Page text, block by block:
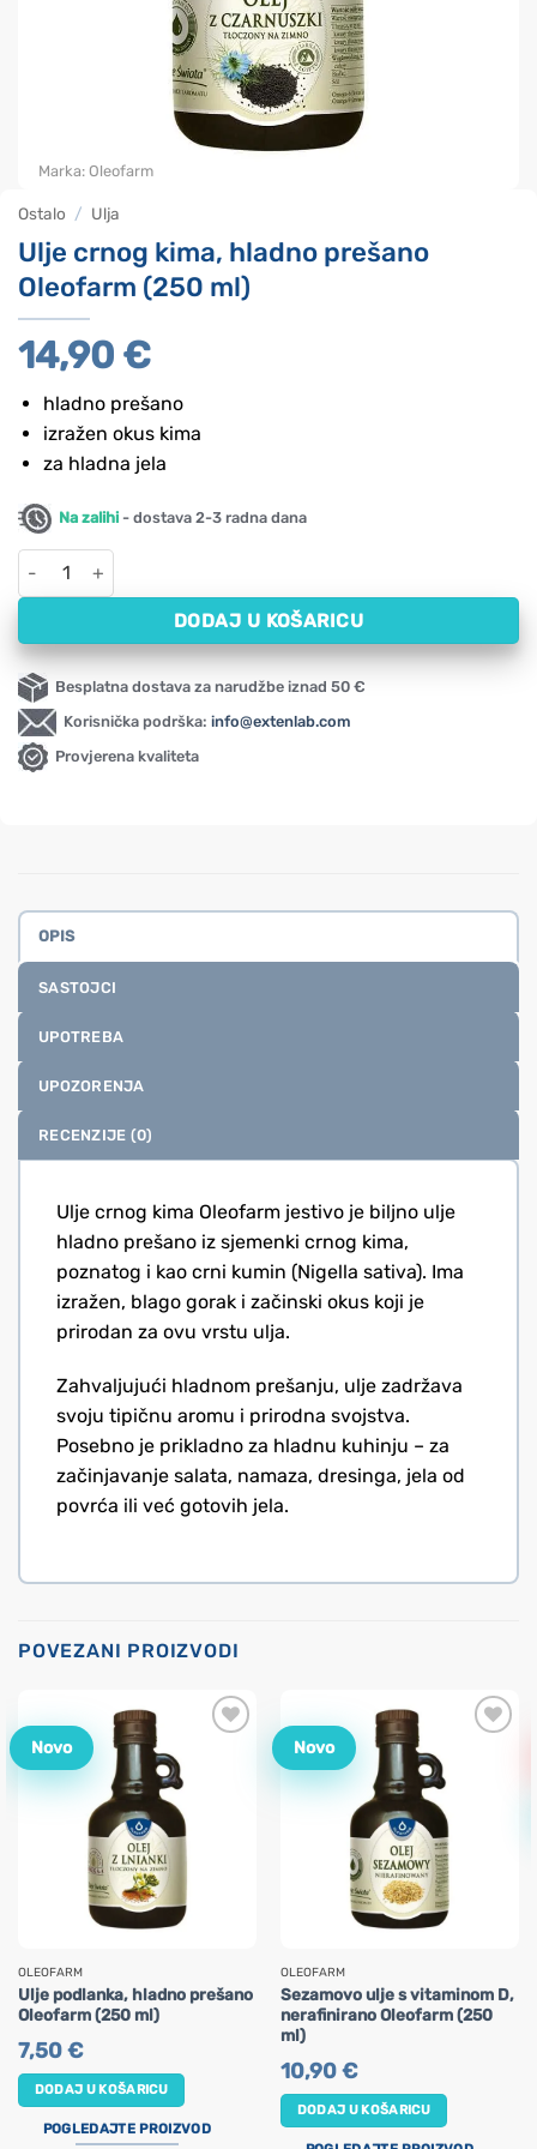
Ostalo / Ulja
Ulje crnog kima, hladno prešano
Oleofarm (250 ml)
14,90 €
hladno prešano
izražen okus kima
za hladna jela
Na zalihi - dostava 2-3 radna dana
Ulje crnog kima, hladno prešano Oleofarm (250 ml) količina
DODAJ U KOŠARICU
Besplatna dostava za narudžbe iznad 50 €
Korisnička podrška: info@extenlab.com
Provjerena kvaliteta
Marka: Oleofarm
OPIS
SASTOJCI
UPOTREBA
UPOZORENJA
RECENZIJE (0)
Ulje crnog kima Oleofarm jestivo je biljno ulje
hladno prešano iz sjemenki crnog kima,
poznatog i kao crni kumin (Nigella sativa). Ima
izražen, blago gorak i začinski okus koji je
prirodan za ovu vrstu ulja.
Zahvaljujući hladnom prešanju, ulje zadržava
svoju tipičnu aromu i prirodna svojstva.
Posebno je prikladno za hladnu kuhinju – za
začinjavanje salata, namaza, dresinga, jela od
povrća ili već gotovih jela.
POVEZANI PROIZVODI
Novo
OLEOFARM
Ulje podlanka, hladno prešano
Oleofarm (250 ml)
7,50€
DODAJ U KOŠARICU
POGLEDAJTE PROIZVOD
Novo
OLEOFARM
Sezamovo ulje s vitaminom D,
nerafinirano Oleofarm (250
ml)
10,90€
DODAJ U KOŠARICU